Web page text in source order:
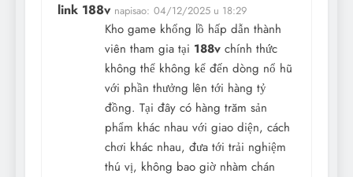
link 188v napisao: 04/12/2025 u 18:29
Kho game khổng lồ hấp dẫn thành
viên tham gia tại 188v chính thức
không thể không kể đến dòng nổ hũ
với phần thưởng lên tới hàng tỷ
đồng. Tại đây có hàng trăm sản
phẩm khác nhau với giao diện, cách
chơi khác nhau, đưa tới trải nghiệm
thú vị, không bao giờ nhàm chán